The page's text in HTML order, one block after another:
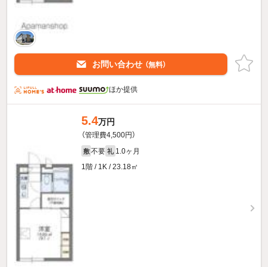
お問い合わせ （無料）
ほか提供
5.4万円
（管理費4,500円）
敷 不要 礼 1.0ヶ月
1階 / 1K / 23.18㎡